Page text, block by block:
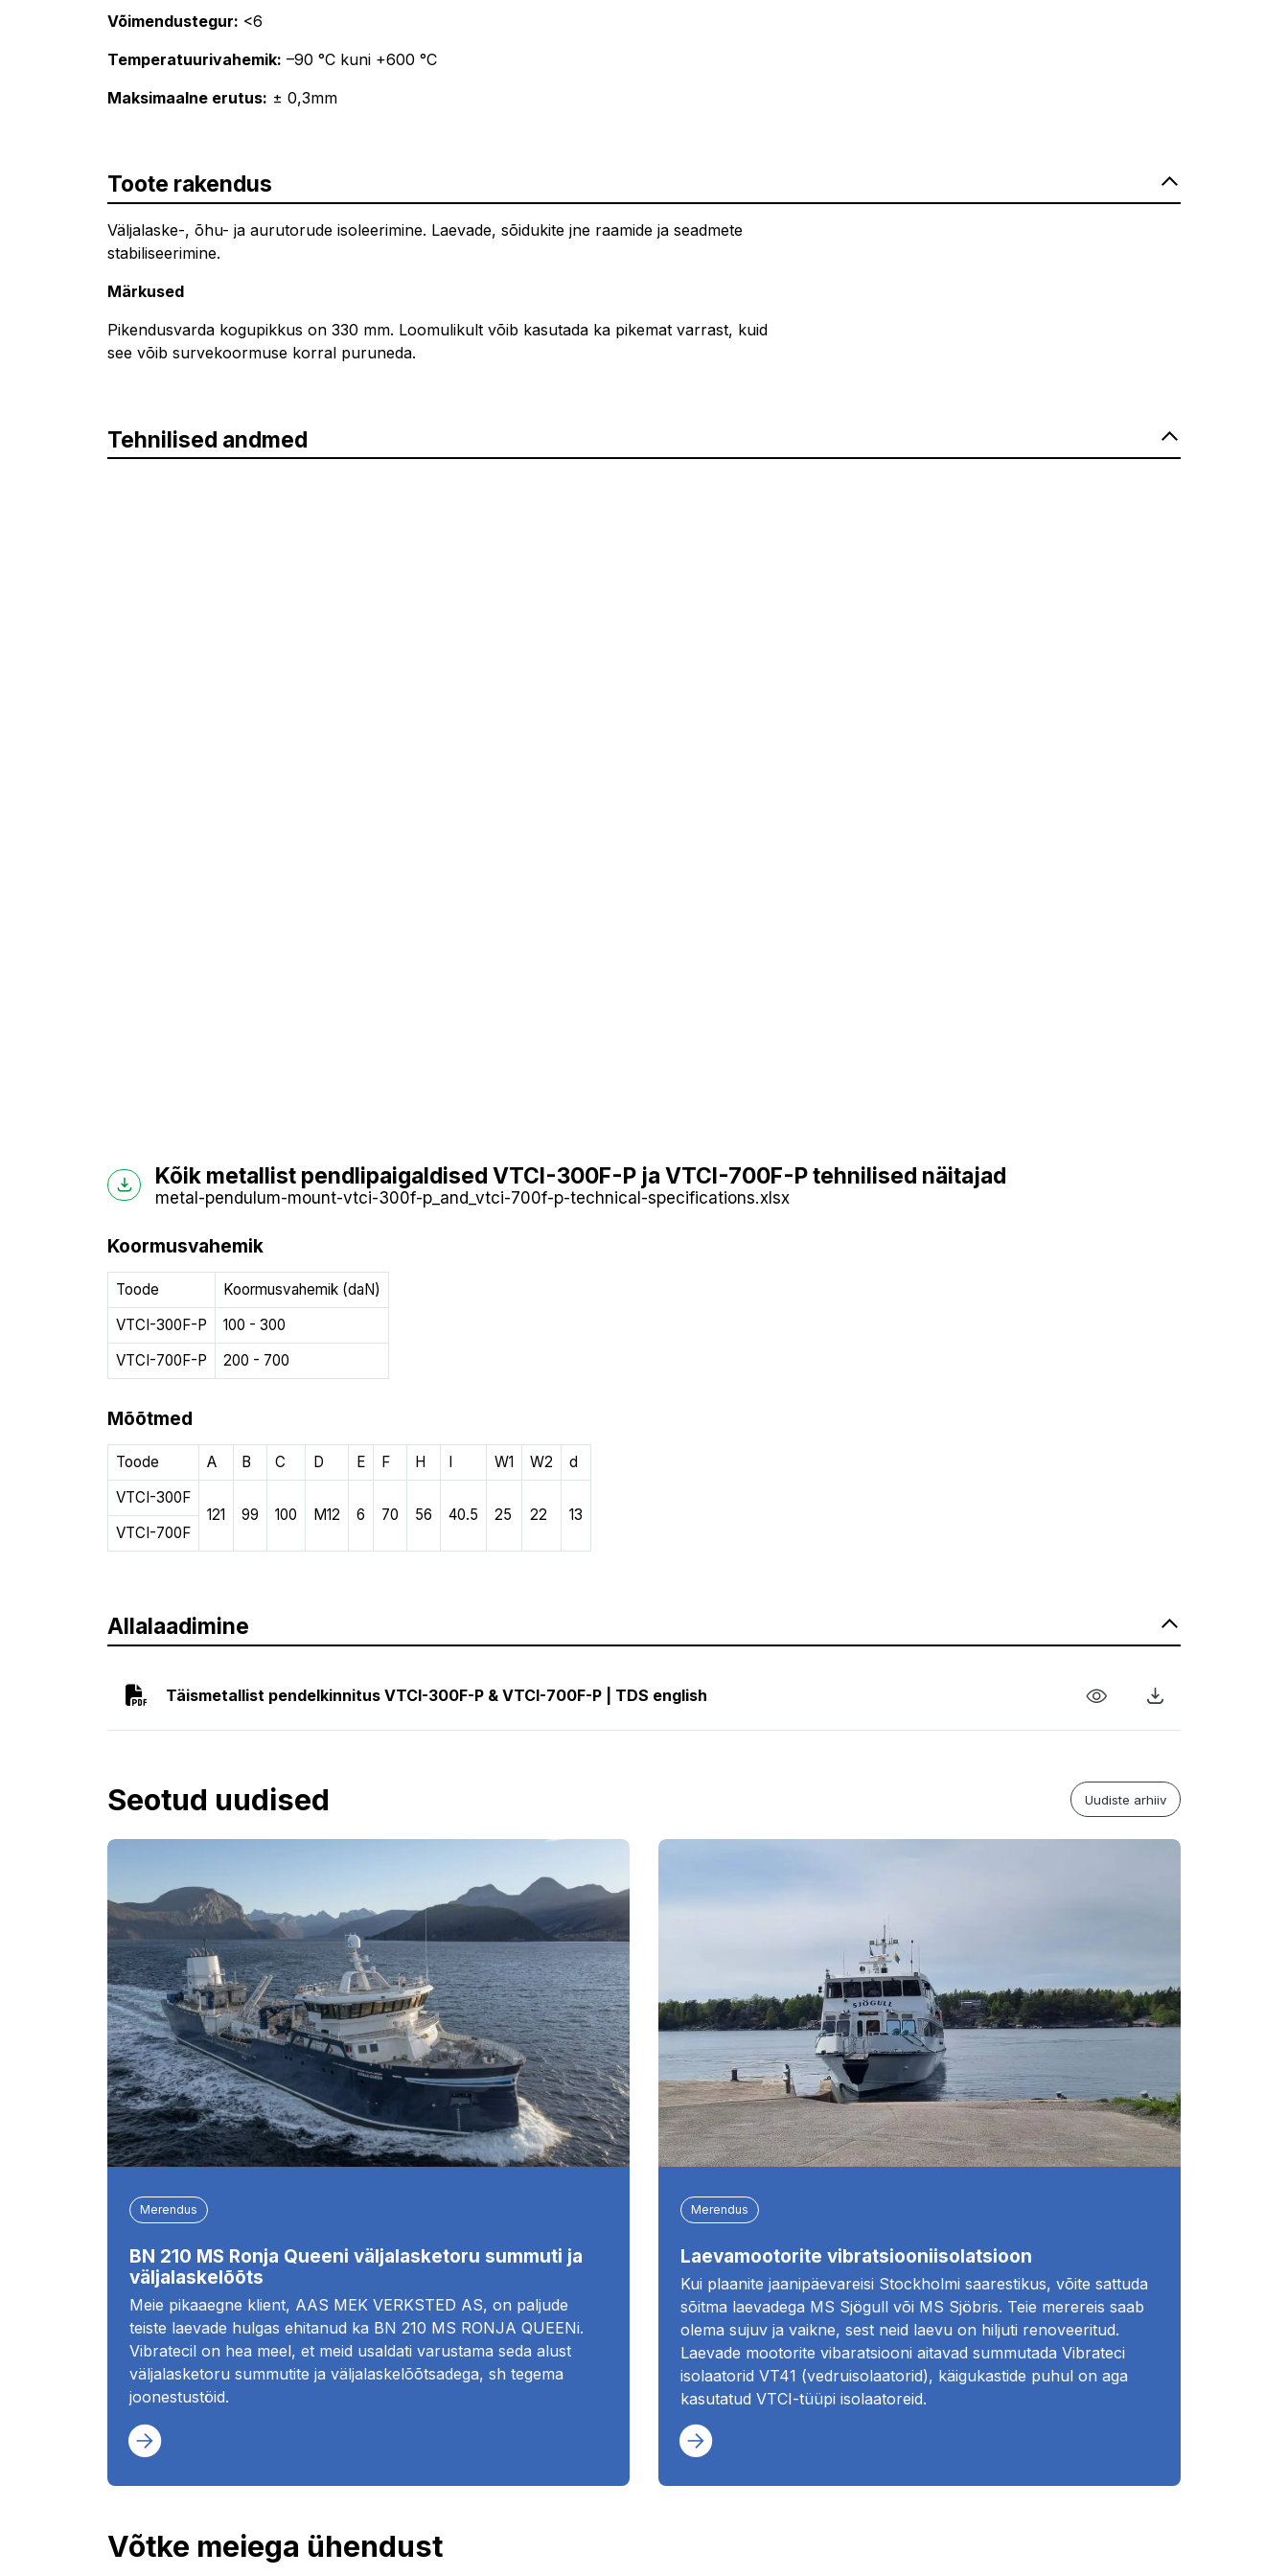
Võimendustegur: <6
Temperatuurivahemik: –90 °C kuni +600 °C
Maksimaalne erutus: ± 0,3mm
Toote rakendus
Väljalaske-, õhu- ja aurutorude isoleerimine. Laevade, sõidukite jne raamide ja seadmete
stabiliseerimine.
Märkused
Pikendusvarda kogupikkus on 330 mm. Loomulikult võib kasutada ka pikemat varrast, kuid
see võib survekoormuse korral puruneda.
Tehnilised andmed
Kõik metallist pendlipaigaldised VTCI-300F-P ja VTCI-700F-P tehnilised näitajad
metal-pendulum-mount-vtci-300f-p_and_vtci-700f-p-technical-specifications.xlsx
Koormusvahemik
Toode
Koormusvahemik (daN)
VTCI-300F-P
100 - 300
VTCI-700F-P
200 - 700
Mõõtmed
Toode A B C D E F H I W1 W2
d
VTCI-300F
121
99 100 M12 6 70 56 40.5 25 22
13
VTCI-700F
Allalaadimine
Täismetallist pendelkinnitus VTCI-300F-P & VTCI-700F-P | TDS english
Seotud uudised Uudiste arhiiv
Merendus
BN 210 MS Ronja Queeni väljalasketoru summuti ja
väljalaskelõõts
Meie pikaaegne klient, AAS MEK VERKSTED AS, on paljude
teiste laevade hulgas ehitanud ka BN 210 MS RONJA QUEENi.
Vibratecil on hea meel, et meid usaldati varustama seda alust
väljalasketoru summutite ja väljalaskelõõtsadega, sh tegema
joonestustöid.
Merendus
Laevamootorite vibratsiooniisolatsioon
Kui plaanite jaanipäevareisi Stockholmi saarestikus, võite sattuda
sõitma laevadega MS Sjögull või MS Sjöbris. Teie merereis saab
olema sujuv ja vaikne, sest neid laevu on hiljuti renoveeritud.
Laevade mootorite vibaratsiooni aitavad summutada Vibrateci
isolaatorid VT41 (vedruisolaatorid), käigukastide puhul on aga
kasutatud VTCI-tüüpi isolaatoreid.
Võtke meiega ühendust